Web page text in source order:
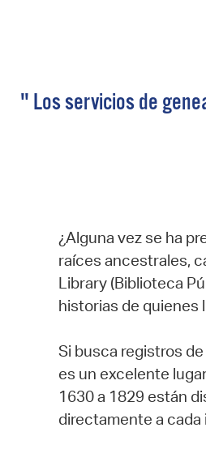
" Los servicios de
¿Alguna vez se ha
raíces ancestrales,
Library (Biblioteca
historias de quienes
Si busca registros
es un excelente
1630 a 1829 están
directamente a cada